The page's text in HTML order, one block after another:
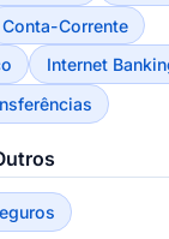
Conta-Corrente
Internet